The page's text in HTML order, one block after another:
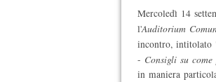
Mercoledì 14
l'Auditorium
incontro, intitolato
- Consigli su
in maniera